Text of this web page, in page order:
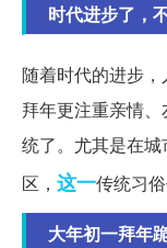
时代进步了，
随着时代的进步
拜年更注重亲情
统了。尤其是在
区， 这一传统习俗
大年初一拜年